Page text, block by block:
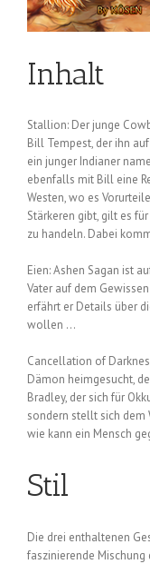
Inhalt
Stallion: Der junge
Bill Tempest, der ihn
ein junger Indianer
ebenfalls mit Bill eine
Westen, wo es
Stärkeren gibt, gilt es
zu handeln. Dabei
Eien: Ashen Sagan ist
Vater auf dem
erfährt er Details über
wollen …
Cancellation of
Dämon heimgesucht,
Bradley, der sich für
sondern stellt sich dem
wie kann ein Mensch
Stil
Die drei enthaltenen
faszinierende Mischung